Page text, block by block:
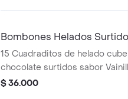
Bombones Helados
15 Cuadraditos de helado
chocolate surtidos sabor
& Cream, Brownie, Pie de
$ 36.000